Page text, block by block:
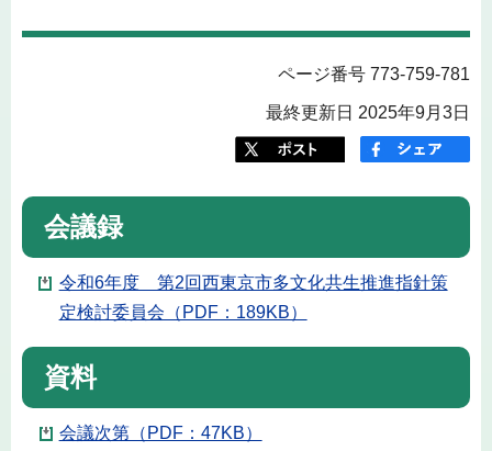
ページ番号 773-759-781
最終更新日 2025年9月3日
会議録
令和6年度 第2回西東京市多文化共生推進指針策
定検討委員会（PDF：189KB）
資料
会議次第（PDF：47KB）